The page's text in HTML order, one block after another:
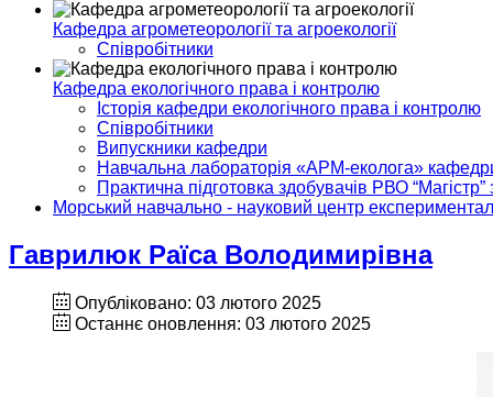
Кафедра агрометеорології та агроекології
Співробітники
Кафедра екологічного права і контролю
Історія кафедри екологічного права і контролю
Співробітники
Випускники кафедри
Навчальна лабораторія «АРМ-еколога»
Практична підготовка здобувачів РВО
Морський навчально - науковий центр
Гаврилюк Раїса Володимирівна
Опубліковано: 03 лютого 2025
Останнє оновлення: 03 лютого 2025